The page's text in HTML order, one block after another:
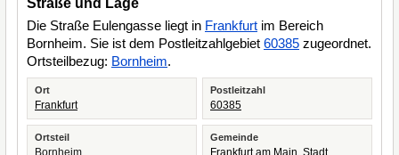
Straße und Lage
Die Straße Eulengasse liegt in Frankfurt im Bereich
Bornheim. Sie ist dem Postleitzahlgebiet 60385 zugeordnet.
Ortsteilbezug: Bornheim.
Ort
Frankfurt
Postleitzahl
60385
Ortsteil
Bornheim
Gemeinde
Frankfurt am Main, Stadt